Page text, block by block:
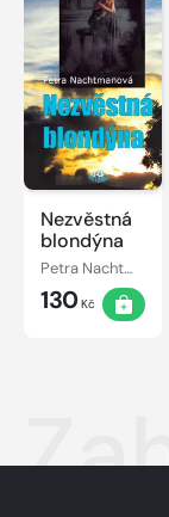
Nezvěstná
blondýna
Petra Nachtmanová
130Kč